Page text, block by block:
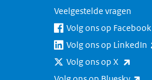
Veelgestelde vragen
Volg ons op Facebook
Volg ons op LinkedIn
Volg ons op X